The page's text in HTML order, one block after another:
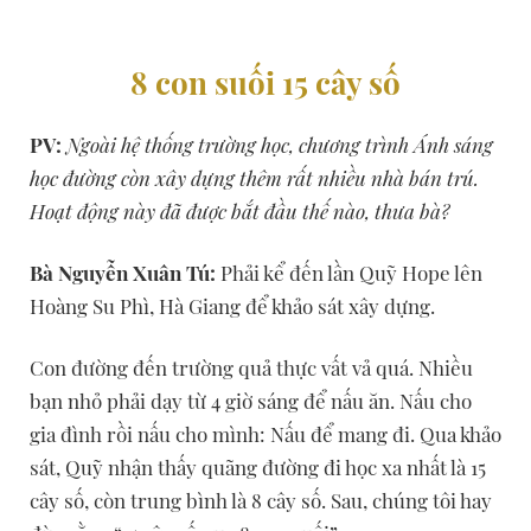
8 con suối 15 cây số
PV: Ngoài hệ thống trường học, chương trình Ánh sáng
học đường còn xây dựng thêm rất nhiều nhà bán trú.
Hoạt động này đã được bắt đầu thế nào, thưa bà?
Bà Nguyễn Xuân Tú: Phải kể đến lần Quỹ Hope lên
Hoàng Su Phì, Hà Giang để khảo sát xây dựng.
Con đường đến trường quả thực vất vả quá. Nhiều
bạn nhỏ phải dạy từ 4 giờ sáng để nấu ăn. Nấu cho
gia đình rồi nấu cho mình: Nấu để mang đi. Qua khảo
sát, Quỹ nhận thấy quãng đường đi học xa nhất là 15
cây số, còn trung bình là 8 cây số. Sau, chúng tôi hay